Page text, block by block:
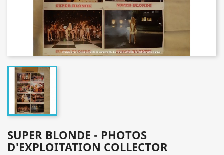
SUPER BLONDE - PHOTOS
D'EXPLOITATION COLLECTOR